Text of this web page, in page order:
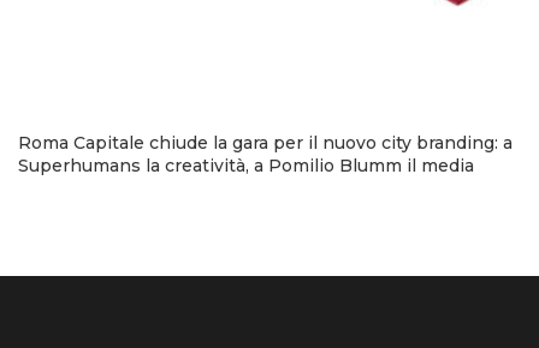
Roma Capitale chiude la gara per il nuovo city branding: a
Superhumans la creatività, a Pomilio Blumm il media